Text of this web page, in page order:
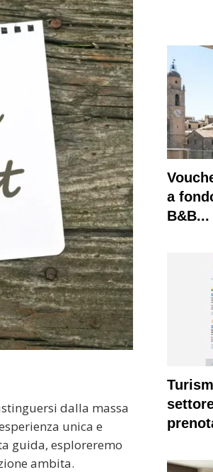
dalla massa
unica e
guida, esploreremo
ambita.
a
B&B...